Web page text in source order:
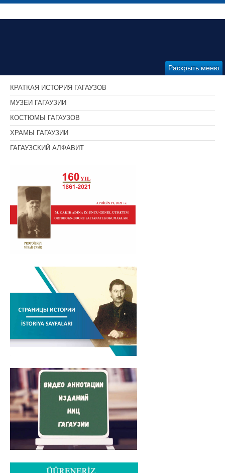
Раскрыть меню
КРАТКАЯ ИСТОРИЯ ГАГАУЗОВ
МУЗЕИ ГАГАУЗИИ
КОСТЮМЫ ГАГАУЗОВ
ХРАМЫ ГАГАУЗИИ
ГАГАУЗСКИЙ АЛФАВИТ